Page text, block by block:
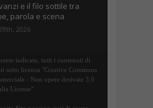
e il filo sottile tra
parola e scena
2026
indicato, tutti i contenuti di
sotto licenza "Creative Commons
- Non opere derivate 3.0
License".